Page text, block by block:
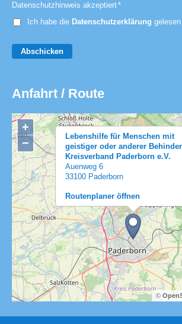
Datenschutzhinweis akzeptiert*
Ich habe die Datenschutzerklärung
Abschicken
Anfahrt / Route
Lebenshilfe für Menschen mit
geistiger oder anderer
Kreisverband Paderborn e.V.
Auenweg 6
33100 Paderborn
Routenplaner öffnen
+
−
©